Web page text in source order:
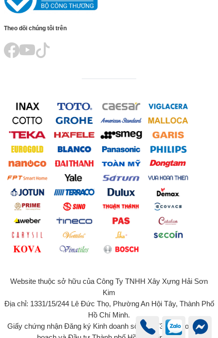
Theo dõi chúng tôi trên
Website thuộc sở hữu của Công Ty TNHH Xây Xựng Hải Sơn
Kim
Địa chỉ: 1331/15/244 Lê Đức Thọ, Phường An Hội Tây, Thành Phố
Hồ Chí Minh.
Giấy chứng nhận Đăng ký Kinh doanh số 0315734131 do Sở Kế